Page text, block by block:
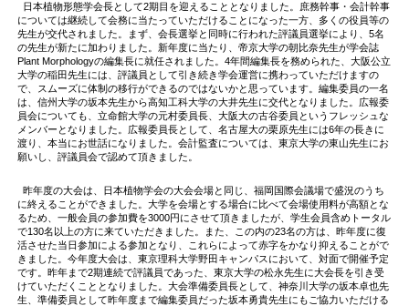
日本植物形態学会長として2期目を迎えることとなりました。庶務幹事・会計幹事
については継続して会務に当たっていただけることになった一方、多くの役員等の
先生が交代されました。まず、会長選挙と同時に行われた評議員選挙により、5名
の先生が新たに加わりました。新年度に当たり、帝京大学の朝比奈先生が学会誌
Plant Morphologyの編集長に就任されました。4年間編集長を務められた、大阪公立
大学の稲田先生には、評議員として引き続き学会運営に携わっていただけますの
で、スムーズに体制の移行ができるのではないかと思っています。編集委員の一名
は、信州大学の坂本先生から高知工科大学の大井先生に交代となりました。広報委
員会についても、立命館大学の元村委員長、大阪大の古谷委員というフレッシュな
メンバーとなりました。広報委員長として、名古屋大の栗原先生には6年の長きに
渡り、本当にお世話になりました。会計監査については、東京大学の東山先生にお
願いし、評議員会で認めて頂きました。
昨年度の大会は、日本植物学会の大会会場と同じ、福岡国際会議場で盛況のうち
に終えることができました。大学を会場とする場合に比べて会場使用料が高額とな
るため、一般会員の参加費を3000円にさせて頂きましたが、学生会員含めトータル
で130名以上の方に来ていただきました。また、この内の23名の方は、昨年度に復
活させた当日参加による参加となり、これらによって赤字をかなり抑えることがで
きました。今年度大会は、東京理科大学野田キャンパスにおいて、対面で開催予定
です。昨年まで2期連続で評議員であった、東京大学の松永先生に大会長を引き受
けていただくこととなりました。大会準備委員長として、神奈川大学の坂本卓也先
生、準備委員として昨年度まで編集委員だった坂本勇貴先生にもご協力いただける